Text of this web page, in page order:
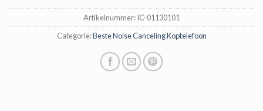
Artikelnummer:IC-01130101
Categorie:Beste Noise Canceling Koptelefoon